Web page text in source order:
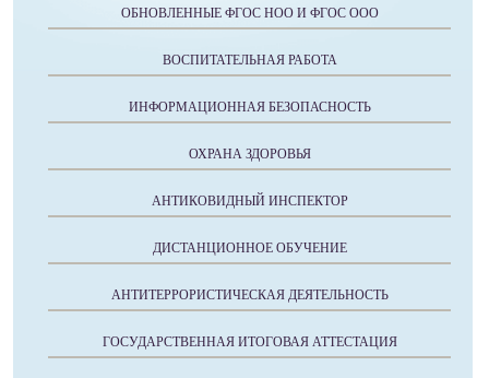
ОБНОВЛЕННЫЕ ФГОС НОО И ФГОС ООО
ВОСПИТАТЕЛЬНАЯ РАБОТА
ИНФОРМАЦИОННАЯ БЕЗОПАСНОСТЬ
ОХРАНА ЗДОРОВЬЯ
АНТИКОВИДНЫЙ ИНСПЕКТОР
ДИСТАНЦИОННОЕ ОБУЧЕНИЕ
АНТИТЕРРОРИСТИЧЕСКАЯ ДЕЯТЕЛЬНОСТЬ
ГОСУДАРСТВЕННАЯ ИТОГОВАЯ АТТЕСТАЦИЯ